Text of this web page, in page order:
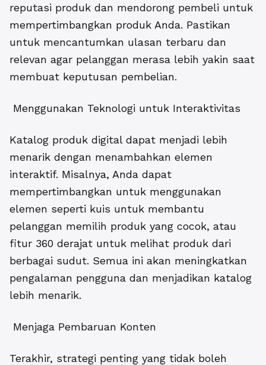
reputasi produk dan mendorong pembeli untuk
mempertimbangkan produk Anda. Pastikan
untuk mencantumkan ulasan terbaru dan
relevan agar pelanggan merasa lebih yakin saat
membuat keputusan pembelian.
Menggunakan Teknologi untuk Interaktivitas
Katalog produk digital dapat menjadi lebih
menarik dengan menambahkan elemen
interaktif. Misalnya, Anda dapat
mempertimbangkan untuk menggunakan
elemen seperti kuis untuk membantu
pelanggan memilih produk yang cocok, atau
fitur 360 derajat untuk melihat produk dari
berbagai sudut. Semua ini akan meningkatkan
pengalaman pengguna dan menjadikan katalog
lebih menarik.
Menjaga Pembaruan Konten
Terakhir, strategi penting yang tidak boleh